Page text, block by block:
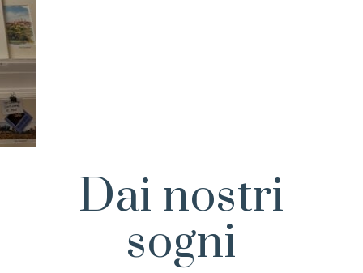
Dai nostri
sogni